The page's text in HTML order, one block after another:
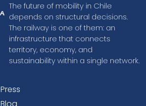
The future of mobility in Chile
depends on structural decisions.
The railway is one of them: an
infrastructure that connects
territory, economy, and
sustainability within a single network.
Press
Blog